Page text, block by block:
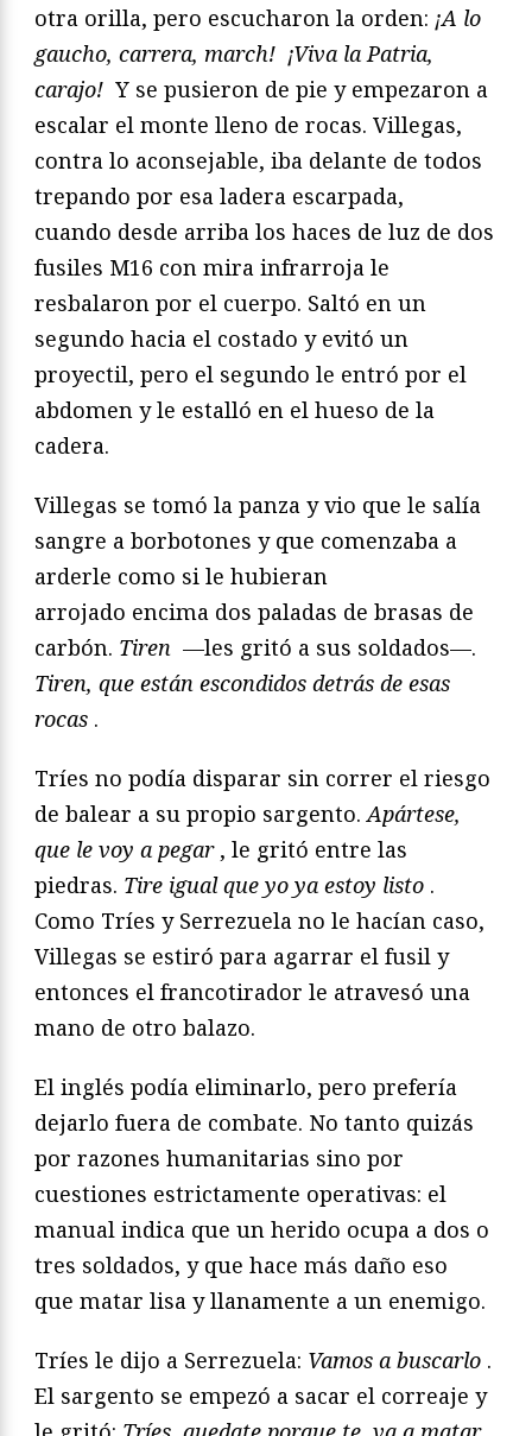
otra orilla, pero escucharon la orden: ¡A lo
gaucho, carrera, march! ¡Viva la Patria,
carajo! Y se pusieron de pie y empezaron a
escalar el monte lleno de rocas. Villegas,
contra lo aconsejable, iba delante de todos
trepando por esa ladera escarpada,
cuando desde arriba los haces de luz de dos
fusiles M16 con mira infrarroja le
resbalaron por el cuerpo. Saltó en un
segundo hacia el costado y evitó un
proyectil, pero el segundo le entró por el
abdomen y le estalló en el hueso de la
cadera.
Villegas se tomó la panza y vio que le salía
sangre a borbotones y que comenzaba a
arderle como si le hubieran
arrojado encima dos paladas de brasas de
carbón. Tiren —les gritó a sus soldados—.
Tiren, que están escondidos detrás de esas
rocas .
Tríes no podía disparar sin correr el riesgo
de balear a su propio sargento. Apártese,
que le voy a pegar , le gritó entre las
piedras. Tire igual que yo ya estoy listo .
Como Tríes y Serrezuela no le hacían caso,
Villegas se estiró para agarrar el fusil y
entonces el francotirador le atravesó una
mano de otro balazo.
El inglés podía eliminarlo, pero prefería
dejarlo fuera de combate. No tanto quizás
por razones humanitarias sino por
cuestiones estrictamente operativas: el
manual indica que un herido ocupa a dos o
tres soldados, y que hace más daño eso
que matar lisa y llanamente a un enemigo.
Tríes le dijo a Serrezuela: Vamos a buscarlo .
El sargento se empezó a sacar el correaje y